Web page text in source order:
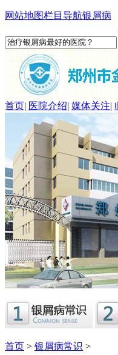
网站地图栏目导航银屑病
首页| 医院介绍| 媒体关注|
首页 > 银屑病常识 >